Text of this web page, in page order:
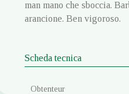
man mano che sboccia.
arancione. Ben vigoroso.
Scheda tecnica
Obtenteur